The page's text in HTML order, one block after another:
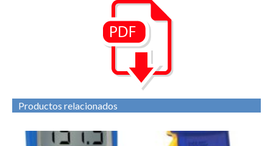
Productos relacionados